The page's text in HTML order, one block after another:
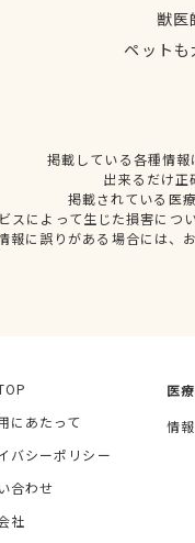
獣医
ペット
掲載している各種情
出来るだけ
掲載されている医
スによって生じた損害につ
報に誤りがある場合には、
にあたって
バシーポリシー
合わせ
社
医
情